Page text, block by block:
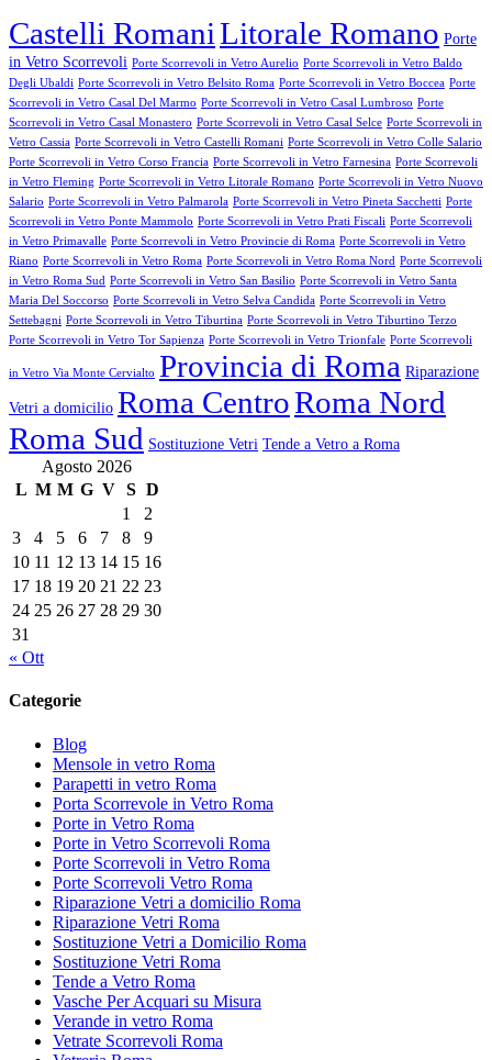
Castelli RomaniLitorale Romano Porte
in Vetro Scorrevoli Porte Scorrevoli in Vetro Aurelio Porte Scorrevoli in Vetro Baldo
Degli Ubaldi Porte Scorrevoli in Vetro Belsito Roma Porte Scorrevoli in Vetro Boccea Porte
Scorrevoli in Vetro Casal Del Marmo Porte Scorrevoli in Vetro Casal Lumbroso Porte
Scorrevoli in Vetro Casal Monastero Porte Scorrevoli in Vetro Casal Selce Porte Scorrevoli in
Vetro Cassia Porte Scorrevoli in Vetro Castelli Romani Porte Scorrevoli in Vetro Colle Salario
Porte Scorrevoli in Vetro Corso Francia Porte Scorrevoli in Vetro Farnesina Porte Scorrevoli
in Vetro Fleming Porte Scorrevoli in Vetro Litorale Romano Porte Scorrevoli in Vetro Nuovo
Salario Porte Scorrevoli in Vetro Palmarola Porte Scorrevoli in Vetro Pineta Sacchetti Porte
Scorrevoli in Vetro Ponte Mammolo Porte Scorrevoli in Vetro Prati Fiscali Porte Scorrevoli
in Vetro Primavalle Porte Scorrevoli in Vetro Provincie di Roma Porte Scorrevoli in Vetro
Riano Porte Scorrevoli in Vetro Roma Porte Scorrevoli in Vetro Roma Nord Porte Scorrevoli
in Vetro Roma Sud Porte Scorrevoli in Vetro San Basilio Porte Scorrevoli in Vetro Santa
Maria Del Soccorso Porte Scorrevoli in Vetro Selva Candida Porte Scorrevoli in Vetro
Settebagni Porte Scorrevoli in Vetro Tiburtina Porte Scorrevoli in Vetro Tiburtino Terzo
Porte Scorrevoli in Vetro Tor Sapienza Porte Scorrevoli in Vetro Trionfale Porte Scorrevoli
in Vetro Via Monte Cervialto Provincia di Roma Riparazione
Vetri a domicilio Roma CentroRoma Nord
Roma Sud Sostituzione Vetri Tende a Vetro a Roma
Agosto 2026
L M M G V S D
1
2
3
4 5 6 7 8
9
10 11 12 13 14 15 16
17 18 19 20 21 22 23
24 25 26 27 28 29 30
31
« Ott
Categorie
Blog
Mensole in vetro Roma
Parapetti in vetro Roma
Porta Scorrevole in Vetro Roma
Porte in Vetro Roma
Porte in Vetro Scorrevoli Roma
Porte Scorrevoli in Vetro Roma
Porte Scorrevoli Vetro Roma
Riparazione Vetri a domicilio Roma
Riparazione Vetri Roma
Sostituzione Vetri a Domicilio Roma
Sostituzione Vetri Roma
Tende a Vetro Roma
Vasche Per Acquari su Misura
Verande in vetro Roma
Vetrate Scorrevoli Roma